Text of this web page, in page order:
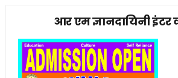
आर एम ज्ञानदायिनी